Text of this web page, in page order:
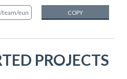
COPY
PROJECTS